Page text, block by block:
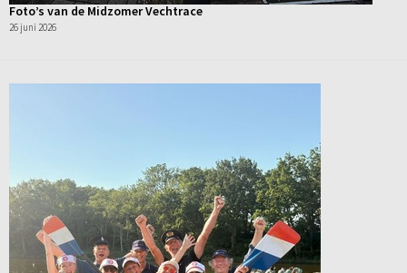
Foto’s van de Midzomer Vechtrace
26 juni 2026